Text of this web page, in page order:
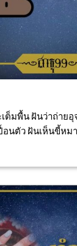
ต็มพื้น ฝันว่าถ่ายอุ
อนตัว ฝันเห็นขี้ห